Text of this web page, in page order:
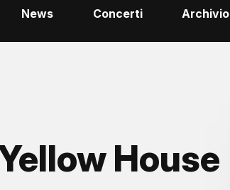
News Concerti Archivio
House